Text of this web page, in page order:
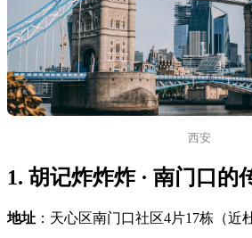
西安
1. 胡记炸炸炸 · 南门口的
地址 ：天心区南门口社区4片17栋（近